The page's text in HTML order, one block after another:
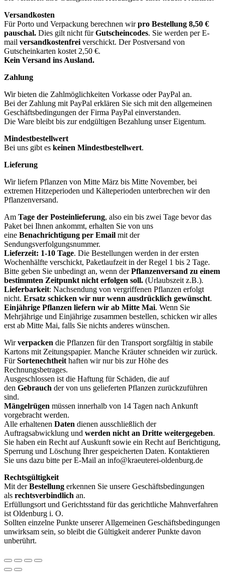
Versandkosten
Für Porto und Verpackung berechnen wirpro Bestellung 8,50 €
pauschal. Dies gilt nicht fürGutscheincodes. Sie werden per E-
mail versandkostenfrei verschickt. Der Postversand von
Gutscheinkarten kostet 2,50 €.
Kein Versand ins Ausland.
Zahlung
Wir bieten die Zahlmöglichkeiten Vorkasse oder PayPal an.
Bei der Zahlung mit PayPal erklären Sie sich mit den allgemeinen
Geschäftsbedingungen der Firma PayPal einverstanden.
Die Ware bleibt bis zur endgültigen Bezahlung unser Eigentum.
Mindestbestellwert
Bei uns gibt es keinen Mindestbestellwert.
Lieferung
Wir liefern Pflanzen von Mitte März bis Mitte November, bei
extremen Hitzeperioden und Kälteperioden unterbrechen wir den
Pflanzenversand.
Am Tage der Posteinlieferung, also ein bis zwei Tage bevor das
Paket bei Ihnen ankommt, erhalten Sie von uns
eine Benachrichtigung per Email mit der
Sendungsverfolgungsnummer.
Lieferzeit: 1-10 Tage. Die Bestellungen werden in der ersten
Wochenhälfte verschickt, Paketlaufzeit in der Regel 1 bis 2 Tage.
Bitte geben Sie unbedingt an, wenn derPflanzenversand zu einem
bestimmten Zeitpunkt nicht erfolgen soll. (Urlaubszeit z.B.).
Lieferbarkeit: Nachsendung von vergriffenen Pflanzen erfolgt
nicht. Ersatz schicken wir nur wenn ausdrücklich gewünscht.
Einjährige Pflanzen liefern wir ab Mitte Mai. Wenn Sie
Mehrjährige und Einjährige zusammen bestellen, schicken wir alles
erst ab Mitte Mai, falls Sie nichts anderes wünschen.
Wirverpacken die Pflanzen für den Transport sorgfältig in stabile
Kartons mit Zeitungspapier. Manche Kräuter schneiden wir zurück.
FürSortenechtheit haften wir nur bis zur Höhe des
Rechnungsbetrages.
Ausgeschlossen ist die Haftung für Schäden, die auf
den Gebrauch der von uns gelieferten Pflanzen zurückzuführen
sind.
Mängelrügen müssen innerhalb von 14 Tagen nach Ankunft
vorgebracht werden.
Alle erhaltenen Daten dienen ausschließlich der
Auftragsabwicklung und werden nicht an Dritte weitergegeben.
Sie haben ein Recht auf Auskunft sowie ein Recht auf Berichtigung,
Sperrung und Löschung Ihrer gespeicherten Daten. Kontaktieren
Sie uns dazu bitte per E-Mail an info@kraeuterei-oldenburg.de
Rechtsgültigkeit
Mit derBestellung erkennen Sie unsere Geschäftsbedingungen
als rechtsverbindlich an.
Erfüllungsort und Gerichtsstand für das gerichtliche Mahnverfahren
ist Oldenburg i. O.
Sollten einzelne Punkte unserer Allgemeinen Geschäftsbedingungen
unwirksam sein, so bleibt die Gültigkeit anderer Punkte davon
unberührt.